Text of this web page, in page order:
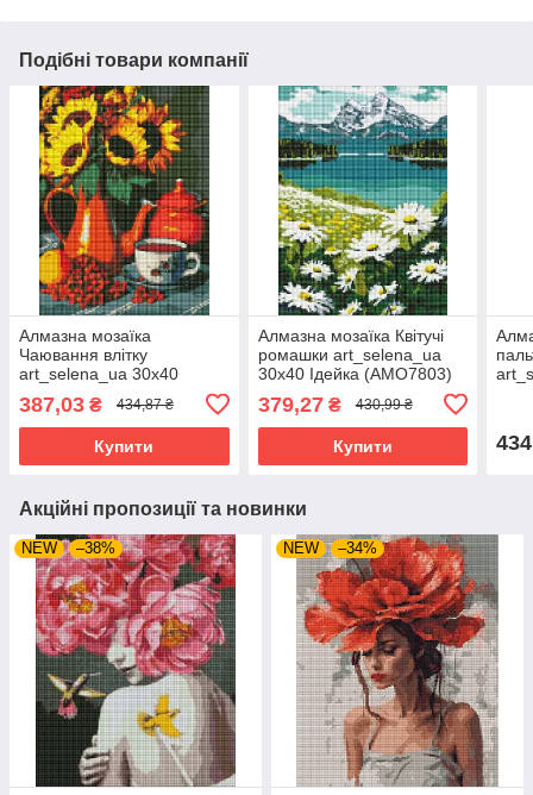
Подібні товари компанії
Алмазна мозаїка
Чаювання влітку
art_selena_ua 30х40
387,03 ₴ 434,87 ₴
Купити
Алмазна мозаїка Квітучі
ромашки art_selena_ua
30х40 Ідейка (AMO7803)
379,27₴ 430,99 ₴
Купити
Акційні пропозиції та новинки
NEW –38% NEW –34%